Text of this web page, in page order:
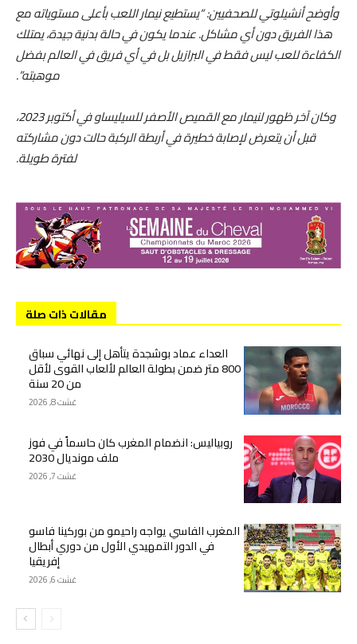
وأوضح أنشيلوتي للصحفيين: “يستطيع نيمار اللعب بأعلى مستوياته مع
هذا الفريق دون أي مشاكل. عندما يكون في حالة بدنية جيدة، يمتلك
الكفاءة للعب ليس فقط في البرازيل بل في أي فريق في العالم بفضل
موهبته”.
وكان آخر ظهور لنيمار مع القميص الأصفر للسيليساو في أكتوبر 2023،
قبل أن يتعرض لإصابة خطيرة في أربطة الركبة حالت دون مشاركته
لفترة طويلة.
مقالات ذات صلة
العداء عماد بوشجدة يتأهل إلى نهائي سباق
800 متر ضمن بطولة العالم لألعاب القوى لأقل
من 20 سنة
غشت 8, 2026
روبياليس: انضمام المغرب كان حاسماً في فوز
ملف مونديال 2030
غشت 7, 2026
المغرب الفاسي يواجه راحيمو من بوركينا فاسو
في الدور التمهيدي الأول من دوري أبطال
إفريقيا
غشت 6, 2026